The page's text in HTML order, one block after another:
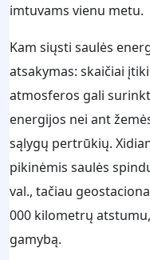
imtuvams vienu metu.
Kam siųsti saulės
atsakymas: skaičiai
atmosferos gali
energijos nei ant
sąlygų pertrūkių.
pikinėmis saulės
val., tačiau
000 kilometrų
gamybą.